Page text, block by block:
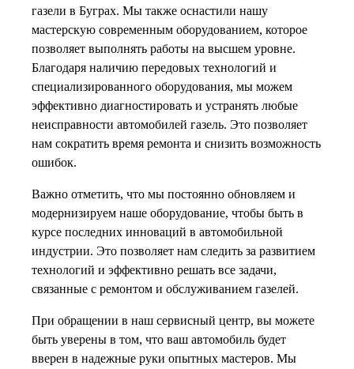
газели в Буграх. Мы также оснастили нашу
мастерскую современным оборудованием, которое
позволяет выполнять работы на высшем уровне.
Благодаря наличию передовых технологий и
специализированного оборудования, мы можем
эффективно диагностировать и устранять любые
неисправности автомобилей газель. Это позволяет
нам сократить время ремонта и снизить возможность
ошибок.
Важно отметить, что мы постоянно обновляем и
модернизируем наше оборудование, чтобы быть в
курсе последних инноваций в автомобильной
индустрии. Это позволяет нам следить за развитием
технологий и эффективно решать все задачи,
связанные с ремонтом и обслуживанием газелей.
При обращении в наш сервисный центр, вы можете
быть уверены в том, что ваш автомобиль будет
вверен в надежные руки опытных мастеров. Мы